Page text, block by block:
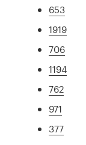
653
1919
706
1194
762
971
377